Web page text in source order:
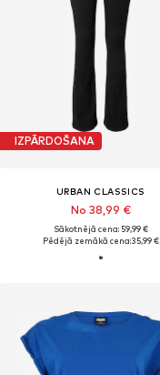
IZPĀRDOŠANA
URBAN CLASSICS
No 38,99 €
Sākotnējā cena: 59,99 €
Pēdējā zemākā cena:35,99 €